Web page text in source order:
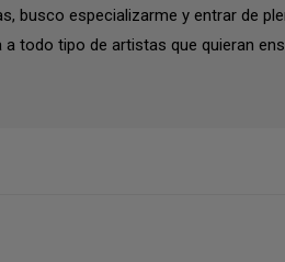
busco especializarme y entrar de
todo tipo de artistas que quieran